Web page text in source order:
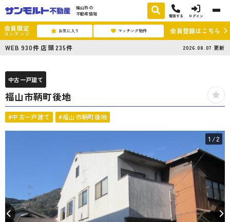
福山市の
不動産情報
電話する ログイン
会員限定
コンテンツ お気に入り マッチング物件
会員登録はこちら
WEB 930件 店頭235件 2026.08.07 更新
中古一戸建て
福山市鞆町後地
#中古一戸建て #福山市鞆町後地
1 /2